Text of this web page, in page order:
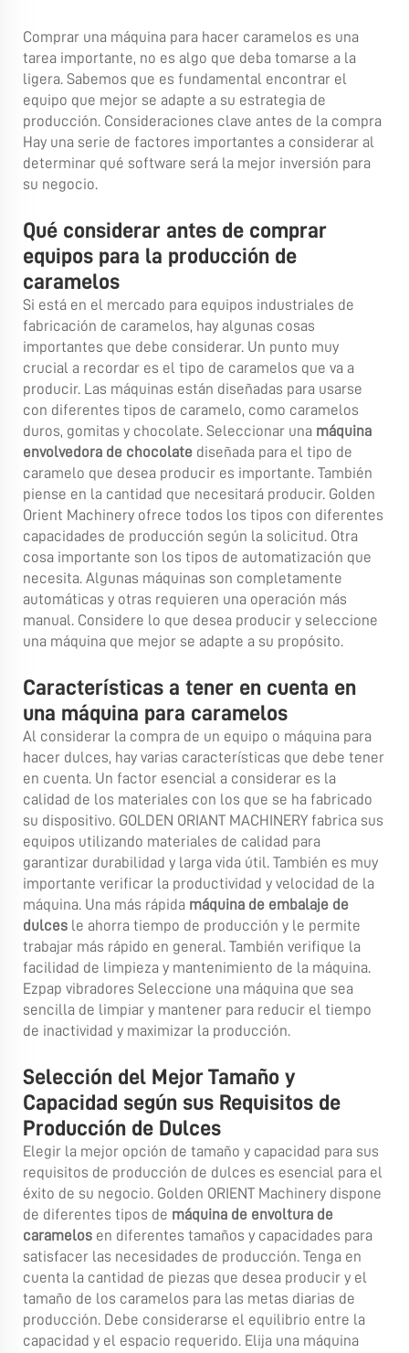
Comprar una máquina para hacer caramelos es una
tarea importante, no es algo que deba tomarse a la
ligera. Sabemos que es fundamental encontrar el
equipo que mejor se adapte a su estrategia de
producción. Consideraciones clave antes de la compra
Hay una serie de factores importantes a considerar al
determinar qué software será la mejor inversión para
su negocio.
Qué considerar antes de comprar
equipos para la producción de
caramelos
Si está en el mercado para equipos industriales de
fabricación de caramelos, hay algunas cosas
importantes que debe considerar. Un punto muy
crucial a recordar es el tipo de caramelos que va a
producir. Las máquinas están diseñadas para usarse
con diferentes tipos de caramelo, como caramelos
duros, gomitas y chocolate. Seleccionar una máquina
envolvedora de chocolate diseñada para el tipo de
caramelo que desea producir es importante. También
piense en la cantidad que necesitará producir. Golden
Orient Machinery ofrece todos los tipos con diferentes
capacidades de producción según la solicitud. Otra
cosa importante son los tipos de automatización que
necesita. Algunas máquinas son completamente
automáticas y otras requieren una operación más
manual. Considere lo que desea producir y seleccione
una máquina que mejor se adapte a su propósito.
Características a tener en cuenta en
una máquina para caramelos
Al considerar la compra de un equipo o máquina para
hacer dulces, hay varias características que debe tener
en cuenta. Un factor esencial a considerar es la
calidad de los materiales con los que se ha fabricado
su dispositivo. GOLDEN ORIANT MACHINERY fabrica sus
equipos utilizando materiales de calidad para
garantizar durabilidad y larga vida útil. También es muy
importante verificar la productividad y velocidad de la
máquina. Una más rápida máquina de embalaje de
dulces le ahorra tiempo de producción y le permite
trabajar más rápido en general. También verifique la
facilidad de limpieza y mantenimiento de la máquina.
Ezpap vibradores Seleccione una máquina que sea
sencilla de limpiar y mantener para reducir el tiempo
de inactividad y maximizar la producción.
Selección del Mejor Tamaño y
Capacidad según sus Requisitos de
Producción de Dulces
Elegir la mejor opción de tamaño y capacidad para sus
requisitos de producción de dulces es esencial para el
éxito de su negocio. Golden ORIENT Machinery dispone
de diferentes tipos de máquina de envoltura de
caramelos en diferentes tamaños y capacidades para
satisfacer las necesidades de producción. Tenga en
cuenta la cantidad de piezas que desea producir y el
tamaño de los caramelos para las metas diarias de
producción. Debe considerarse el equilibrio entre la
capacidad y el espacio requerido. Elija una máquina